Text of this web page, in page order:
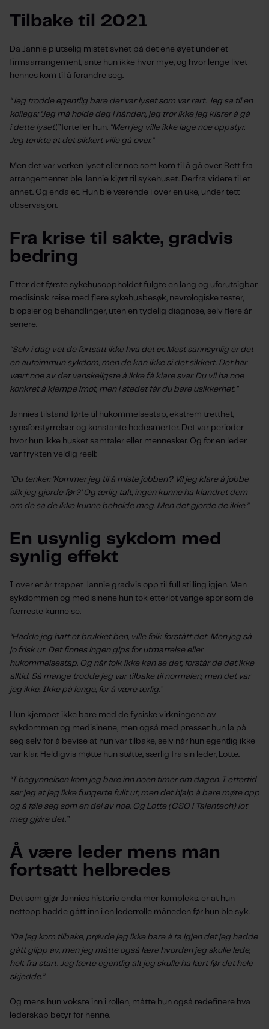
Tilbake til 2021
Da Jannie plutselig mistet synet på det ene øyet under et
firmaarrangement, ante hun ikke hvor mye, og hvor lenge livet
hennes kom til å forandre seg.
“Jeg trodde egentlig bare det var lyset som var rart. Jeg sa til en
kollega: ‘Jeg må holde deg i hånden, jeg tror ikke jeg klarer å gå
i dette lyset’,”forteller hun. “Men jeg ville ikke lage noe oppstyr.
Jeg tenkte at det sikkert ville gå over.”
Men det var verken lyset eller noe som kom til å gå over. Rett fra
arrangementet ble Jannie kjørt til sykehuset. Derfra videre til et
annet. Og enda et. Hun ble værende i over en uke, under tett
observasjon.
Fra krise til sakte, gradvis
bedring
Etter det første sykehusoppholdet fulgte en lang og uforutsigbar
medisinsk reise med flere sykehusbesøk, nevrologiske tester,
biopsier og behandlinger, uten en tydelig diagnose, selv flere år
senere.
“Selv i dag vet de fortsatt ikke hva det er. Mest sannsynlig er det
en autoimmun sykdom, men de kan ikke si det sikkert. Det har
vært noe av det vanskeligste å ikke få klare svar. Du vil ha noe
konkret å kjempe imot, men i stedet får du bare usikkerhet.”
Jannies tilstand førte til hukommelsestap, ekstrem tretthet,
synsforstyrrelser og konstante hodesmerter. Det var perioder
hvor hun ikke husket samtaler eller mennesker. Og for en leder
var frykten veldig reell:
“Du tenker: ‘Kommer jeg til å miste jobben? Vil jeg klare å jobbe
slik jeg gjorde før?’ Og ærlig talt, ingen kunne ha klandret dem
om de sa de ikke kunne beholde meg. Men det gjorde de ikke.”
En usynlig sykdom med
synlig effekt
I over et år trappet Jannie gradvis opp til full stilling igjen. Men
sykdommen og medisinene hun tok etterlot varige spor som de
færreste kunne se.
“Hadde jeg hatt et brukket ben, ville folk forstått det. Men jeg så
jo frisk ut. Det finnes ingen gips for utmattelse eller
hukommelsestap. Og når folk ikke kan se det, forstår de det ikke
alltid. Så mange trodde jeg var tilbake til normalen, men det var
jeg ikke. Ikke på lenge, for å være ærlig.”
Hun kjempet ikke bare med de fysiske virkningene av
sykdommen og medisinene, men også med presset hun la på
seg selv for å bevise at hun var tilbake, selv når hun egentlig ikke
var klar. Heldigvis møtte hun støtte, særlig fra sin leder, Lotte.
“I begynnelsen kom jeg bare inn noen timer om dagen. I ettertid
ser jeg at jeg ikke fungerte fullt ut, men det hjalp å bare møte opp
og å føle seg som en del av noe. Og Lotte (CSO i Talentech) lot
meg gjøre det.”
Å være leder mens man
fortsatt helbredes
Det som gjør Jannies historie enda mer kompleks, er at hun
nettopp hadde gått inn i en lederrolle måneden før hun ble syk.
“Da jeg kom tilbake, prøvde jeg ikke bare å ta igjen det jeg hadde
gått glipp av, men jeg måtte også lære hvordan jeg skulle lede,
helt fra start. Jeg lærte egentlig alt jeg skulle ha lært før det hele
skjedde.”
Og mens hun vokste inn i rollen, måtte hun også redefinere hva
lederskap betyr for henne.